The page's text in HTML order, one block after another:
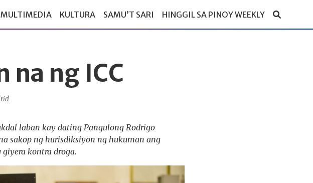
MULTIMEDIA KULTURA SAMU’T SARI HINGGIL SA PINOY WEEKLY
ng ICC
laban kay dating Pangulong Rodrigo
sakop ng hurisdiksiyon ng hukuman ang
kontra droga.